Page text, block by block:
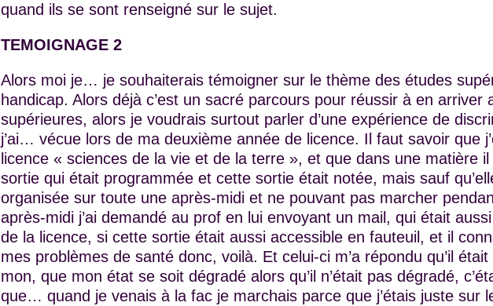
quand ils se sont renseigné sur le sujet.
TEMOIGNAGE 2
Alors moi je… je souhaiterais témoigner sur le thème des études
handicap. Alors déjà c’est un sacré parcours pour réussir à en arriver
supérieures, alors je voudrais surtout parler d’une expérience de
j’ai… vécue lors de ma deuxième année de licence. Il faut savoir que
licence « sciences de la vie et de la terre », et que dans une matière
sortie qui était programmée et cette sortie était notée, mais sauf
organisée sur toute une après-midi et ne pouvant pas marcher
après-midi j’ai demandé au prof en lui envoyant un mail, qui était
de la licence, si cette sortie était aussi accessible en fauteuil, et il
mes problèmes de santé donc, voilà. Et celui-ci m’a répondu qu’il
mon, que mon état se soit dégradé alors qu’il n’était pas dégradé,
que… quand je venais à la fac je marchais parce que j’étais juste sur